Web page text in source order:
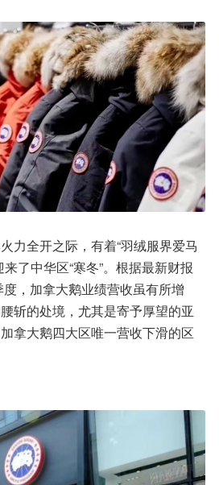
力全开之际，有着“羽绒服界爱马
了中华区“寒冬”。根据最新财报
，加拿大鹅业绩营收虽有所增
斩的处境，尤其是寄予厚望的亚
拿大鹅四大区唯一营收下滑的区